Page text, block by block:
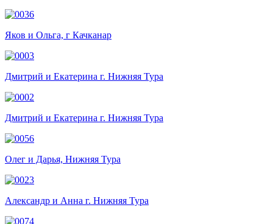
Яков и Ольга, г Качканар
Дмитрий и Екатерина г. Нижняя Тура
Дмитрий и Екатерина г. Нижняя Тура
Олег и Дарья, Нижняя Тура
Александр и Анна г. Нижняя Тура